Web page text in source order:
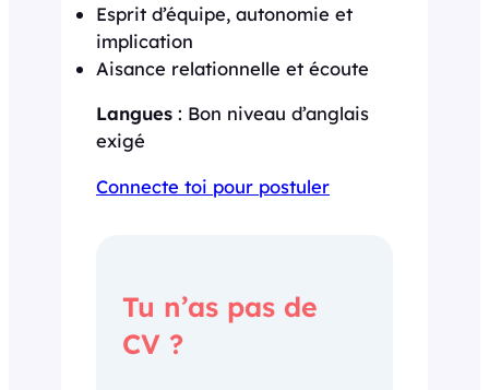
Esprit d’équipe, autonomie et
implication
Aisance relationnelle et écoute
Langues : Bon niveau d’anglais
exigé
Connecte toi pour postuler
Tu n’as pas de
CV ?